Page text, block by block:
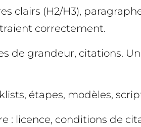
clairs (H2/H3),
correctement.
de grandeur, citations.
étapes, modèles,
: licence, conditions de